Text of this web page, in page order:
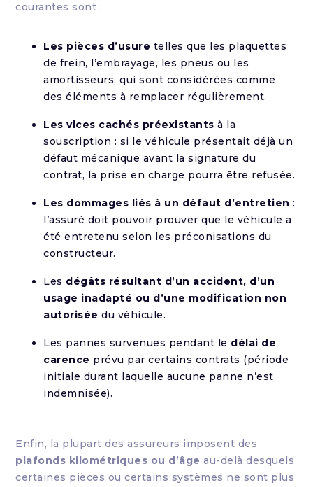
courantes sont :
Les pièces d’usure telles que les plaquettes
de frein, l’embrayage, les pneus ou les
amortisseurs, qui sont considérées comme
des éléments à remplacer régulièrement.
Les vices cachés préexistants à la
souscription : si le véhicule présentait déjà un
défaut mécanique avant la signature du
contrat, la prise en charge pourra être refusée.
Les dommages liés à un défaut d’entretien :
l’assuré doit pouvoir prouver que le véhicule a
été entretenu selon les préconisations du
constructeur.
Les dégâts résultant d’un accident, d’un
usage inadapté ou d’une modification non
autorisée du véhicule.
Les pannes survenues pendant le délai de
carence prévu par certains contrats (période
initiale durant laquelle aucune panne n’est
indemnisée).
Enfin, la plupart des assureurs imposent des
plafonds kilométriques ou d’âge au-delà desquels
certaines pièces ou certains systèmes ne sont plus